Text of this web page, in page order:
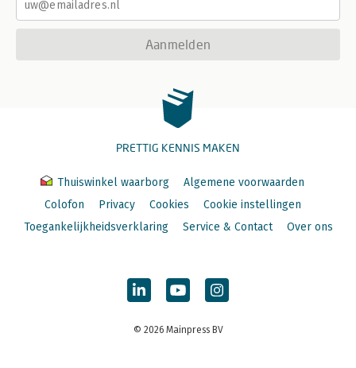
Aanmelden
PRETTIG KENNIS MAKEN
Thuiswinkel waarborg
Algemene voorwaarden
Colofon
Privacy Cookies
Cookie instellingen
Toegankelijkheidsverklaring
Service & Contact Over ons
© 2026 Mainpress BV